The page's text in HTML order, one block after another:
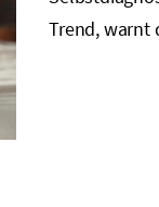
Trend, warnt